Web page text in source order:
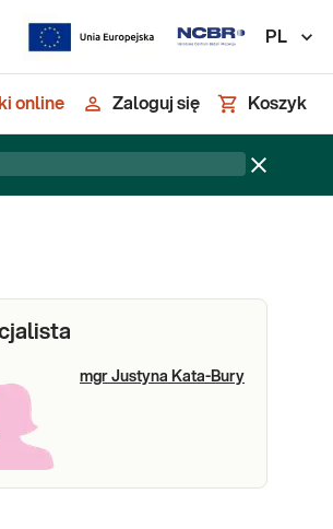
PL
online Zaloguj się Koszyk
mgr Justyna Kata-Bury